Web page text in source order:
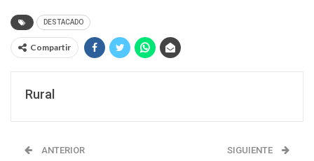
DESTACADO
Compartir
Rural
ANTERIOR SIGUIENTE